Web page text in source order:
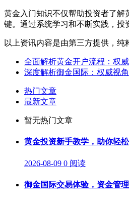
黄金入门知识不仅帮助投资者了
键。通过系统学习和不断实践，投
以上资讯内容是由第三方提供，纯
全面解析黄金开户流程：权
深度解析御金国际：权威视
热门文章
最新文章
暂无热门文章
黄金投资新手教学，助你轻
2026-08-09 0 阅读
御金国际交易体验，资金管